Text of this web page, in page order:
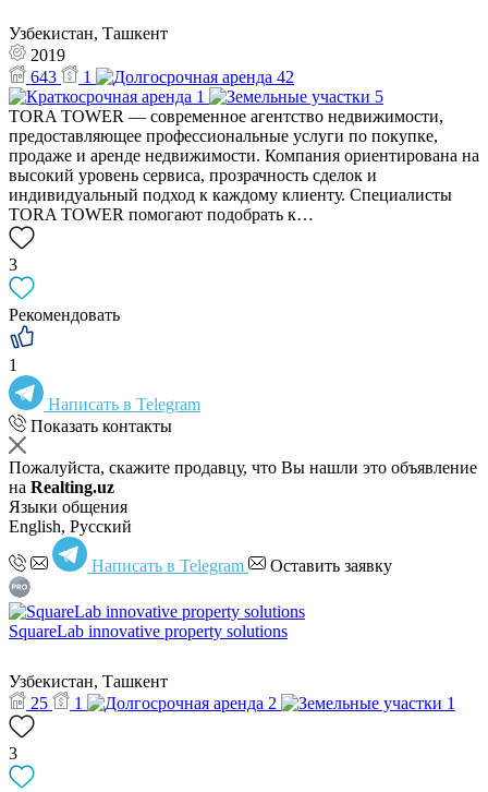
Узбекистан, Ташкент
2019
643
1
42
1
5
TORA TOWER — современное агентство недвижимости,
предоставляющее профессиональные услуги по покупке,
продаже и аренде недвижимости. Компания ориентирована на
высокий уровень сервиса, прозрачность сделок и
индивидуальный подход к каждому клиенту. Специалисты
TORA TOWER помогают подобрать к…
3
Рекомендовать
1
Написать в Telegram
Показать контакты
Пожалуйста, скажите продавцу, что Вы нашли это объявление
на Realting.uz
Языки общения
English, Русский
Написать в Telegram Оставить заявку
SquareLab innovative property solutions
Узбекистан, Ташкент
25
1 2 1
3